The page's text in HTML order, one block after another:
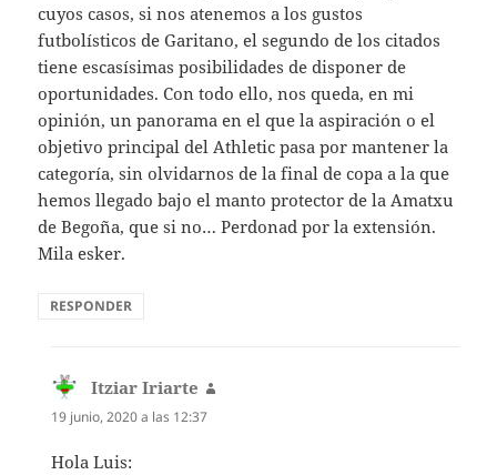
cuyos casos, si nos atenemos a los gustos
futbolísticos de Garitano, el segundo de los citados
tiene escasísimas posibilidades de disponer de
oportunidades. Con todo ello, nos queda, en mi
opinión, un panorama en el que la aspiración o el
objetivo principal del Athletic pasa por mantener la
categoría, sin olvidarnos de la final de copa a la que
hemos llegado bajo el manto protector de la Amatxu
de Begoña, que si no… Perdonad por la extensión.
Mila esker.
RESPONDER
Itziar Iriarte
19 junio, 2020 a las 12:37
Hola Luis: